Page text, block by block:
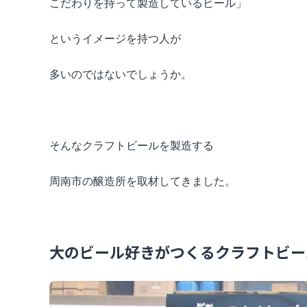
こだわりを持って製造しているビール」
というイメージを持つ人が
多いのではないでしょうか。
そんなクラフトビールを製造する
周南市の醸造所を取材してきました。
大のビール好きがつくるクラフトビ